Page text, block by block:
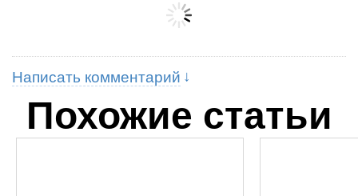
Написать комментарий
Похожие статьи